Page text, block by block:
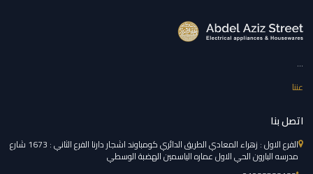
...
عننا
اتصل بنا
الفرع الاول : زهراء المعادي الطريق الدائري كومباوند اشجار دارنا الفرع الثاني : 1673 شارع
مدرسه البارون الحي الاول عماره الياسمين الهضبة الوسطي